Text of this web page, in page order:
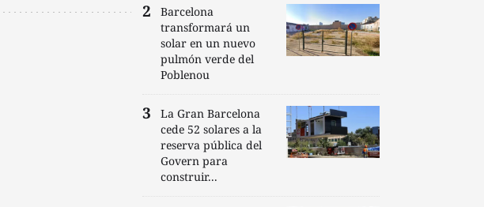
Barcelona
transformará un
solar en un nuevo
pulmón verde del
Poblenou
La Gran Barcelona
cede 52 solares a la
reserva pública del
Govern para
construir...